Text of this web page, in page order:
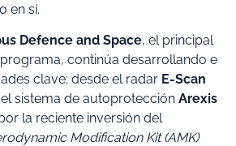
en sí.
Defence and Space, el principal
continúa desarrollando e
clave: desde el radar E-Scan
sistema de autoprotección Arexis
la reciente inversión del
Modification Kit (AMK)